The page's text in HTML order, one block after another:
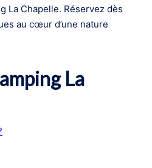
La Chapelle. Réservez dès
au cœur d’une nature
La